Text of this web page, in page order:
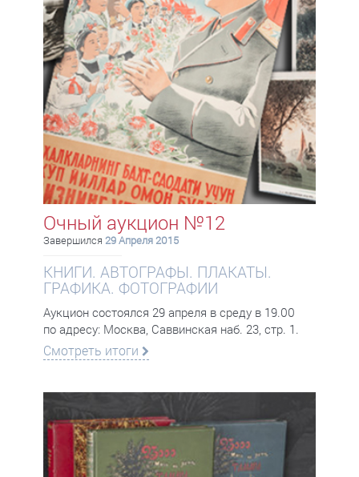
Очный аукцион №12
Завершился 29 Апреля 2015
КНИГИ. АВТОГРАФЫ. ПЛАКАТЫ.
ГРАФИКА. ФОТОГРАФИИ
Аукцион состоялся 29 апреля в среду в 19.00
по адресу: Москва, Саввинская наб. 23, стр. 1.
Смотреть итоги